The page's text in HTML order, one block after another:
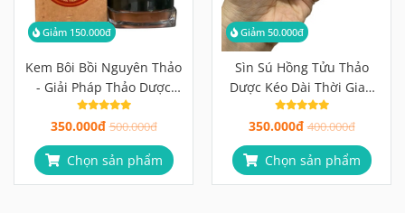
Giảm 150.000đ
Kem Bôi Bồi Nguyên Thảo
- Giải Pháp Thảo Dược
Kéo Dài Thời Gian Quan
Hệ An Toàn Nhất
350.000đ 500.000đ
Chọn sản phẩm
Giảm 50.000đ
Sìn Sú Hồng Tửu Thảo
Dược Kéo Dài Thời Gian
Quan Hệ
350.000đ 400.000đ
Chọn sản phẩm